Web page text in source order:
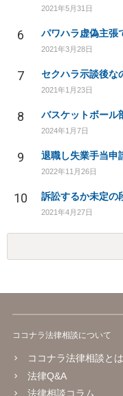
2021年5月31日
6 パワハラ虚偽主張
2021年3月28日
7 セクハラ示談後な
2021年1月23日
8
2024年1月7日
9 退職し失業手当申
2022年11月26日
10
2021年4月27日
ココナラ法律相談について
ココナラ法律相談とは
法律Q&A
法律相談コラム